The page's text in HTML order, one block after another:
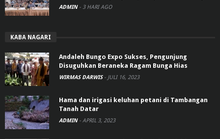
ADMIN - 3 HARI AGO
KABA NAGARI
Andaleh Bungo Expo Sukses, Pengunjung
Disuguhkan Beraneka Ragam Bunga Hias
WIRMAS DARWIS - JULI 16, 2023
Hama dan irigasi keluhan petani di Tambangan
Tanah Datar
ADMIN - APRIL 3, 2023